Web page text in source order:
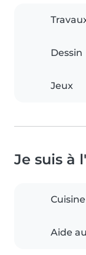
Dessin
Jeux
Je suis à
Cuisine
Aide